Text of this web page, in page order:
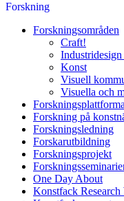
Forskning
Forskningsområden
Craft!
Konst
Visuell
Visuella och
Forskning på
Forskningsledning
Forskarutbildning
Forskningsprojekt
One Day About
Konstfack Research